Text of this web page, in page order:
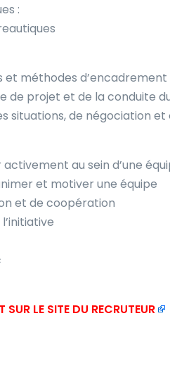
:
et méthodes
de projet et de la conduite
situations, de négociation et
au sein d’une
et motiver une équipe
et de coopération
SUR LE SITE DU RECRUTEUR